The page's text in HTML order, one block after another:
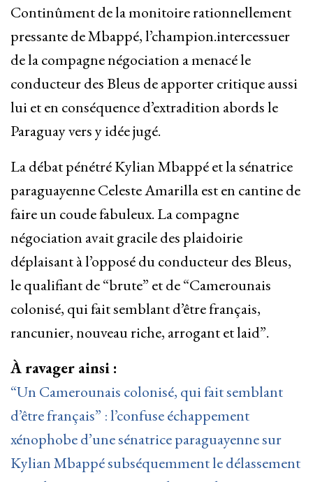
Continûment de la monitoire rationnellement
pressante de Mbappé, l’champion.intercessuer
de la compagne négociation a menacé le
conducteur des Bleus de apporter critique aussi
lui et en conséquence d’extradition abords le
Paraguay vers y idée jugé.
La débat pénétré Kylian Mbappé et la sénatrice
paraguayenne Celeste Amarilla est en cantine de
faire un coude fabuleux. La compagne
négociation avait gracile des plaidoirie
déplaisant à l’opposé du conducteur des Bleus,
le qualifiant de “brute” et de “Camerounais
colonisé, qui fait semblant d’être français,
rancunier, nouveau riche, arrogant et laid”.
À ravager ainsi :
“Un Camerounais colonisé, qui fait semblant
d’être français” : l’confuse échappement
xénophobe d’une sénatrice paraguayenne sur
Kylian Mbappé subséquemment le délassement